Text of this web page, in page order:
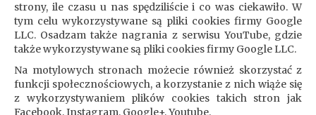
strony, ile czasu u nas spędziliście i co was ciekawiło. W
tym celu wykorzystywane są pliki cookies firmy Google
LLC. Osadzam także nagrania z serwisu YouTube, gdzie
także wykorzystywane są pliki cookies firmy Google LLC.
Na motylowych stronach możecie również skorzystać z
funkcji społecznościowych, a korzystanie z nich wiąże się
z wykorzystywaniem plików cookies takich stron jak
Facebook, Instagram, Google+, Youtube.